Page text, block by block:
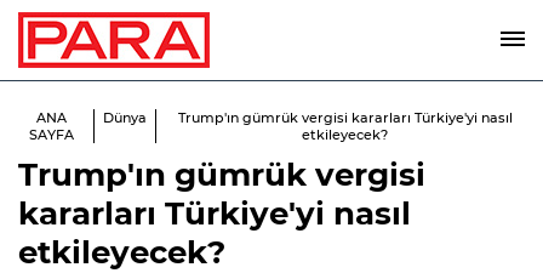
ANA
SAYFA
Dünya
Trump'ın gümrük vergisi kararları Türkiye'yi nasıl
etkileyecek?
Trump'ın gümrük vergisi
kararları Türkiye'yi nasıl
etkileyecek?